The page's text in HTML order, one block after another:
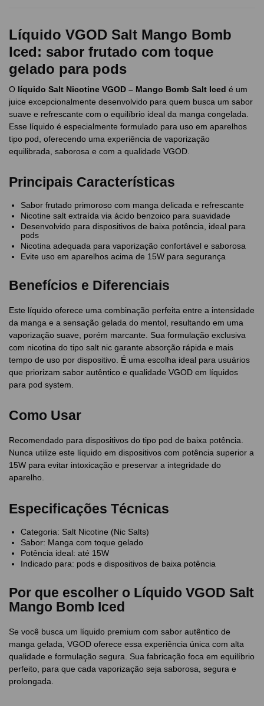
Líquido VGOD Salt Mango Bomb
Iced: sabor frutado com toque
gelado para pods
O líquido Salt Nicotine VGOD – Mango Bomb Salt Iced é um
juice excepcionalmente desenvolvido para quem busca um sabor
suave e refrescante com o equilíbrio ideal da manga congelada.
Esse líquido é especialmente formulado para uso em aparelhos
tipo pod, oferecendo uma experiência de vaporização
equilibrada, saborosa e com a qualidade VGOD.
Principais Características
Sabor frutado primoroso com manga delicada e refrescante
Nicotine salt extraída via ácido benzoico para suavidade
Desenvolvido para dispositivos de baixa potência, ideal para
pods
Nicotina adequada para vaporização confortável e saborosa
Evite uso em aparelhos acima de 15W para segurança
Benefícios e Diferenciais
Este líquido oferece uma combinação perfeita entre a intensidade
da manga e a sensação gelada do mentol, resultando em uma
vaporização suave, porém marcante. Sua formulação exclusiva
com nicotina do tipo salt nic garante absorção rápida e mais
tempo de uso por dispositivo. É uma escolha ideal para usuários
que priorizam sabor autêntico e qualidade VGOD em líquidos
para pod system.
Como Usar
Recomendado para dispositivos do tipo pod de baixa potência.
Nunca utilize este líquido em dispositivos com potência superior a
15W para evitar intoxicação e preservar a integridade do
aparelho.
Especificações Técnicas
Categoria: Salt Nicotine (Nic Salts)
Sabor: Manga com toque gelado
Potência ideal: até 15W
Indicado para: pods e dispositivos de baixa potência
Por que escolher o Líquido VGOD Salt
Mango Bomb Iced
Se você busca um líquido premium com sabor autêntico de
manga gelada, VGOD oferece essa experiência única com alta
qualidade e formulação segura. Sua fabricação foca em equilíbrio
perfeito, para que cada vaporização seja saborosa, segura e
prolongada.